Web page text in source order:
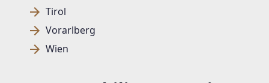
Tirol
Vorarlberg
Wien